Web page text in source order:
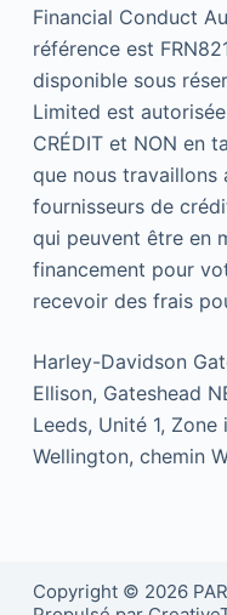
Financial Conduct
référence est
disponible sous
Limited est
CRÉDIT et NON en
que nous travaillons
fournisseurs de
qui peuvent être en
financement pour
recevoir des frais
Harley-Davidson
Ellison, Gateshead
Leeds, Unité 1,
Wellington, chemin
Copyright © 2026